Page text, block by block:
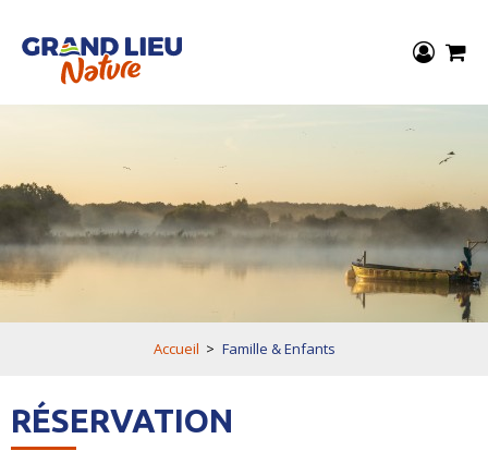
Accueil > Famille & Enfants
RÉSERVATION